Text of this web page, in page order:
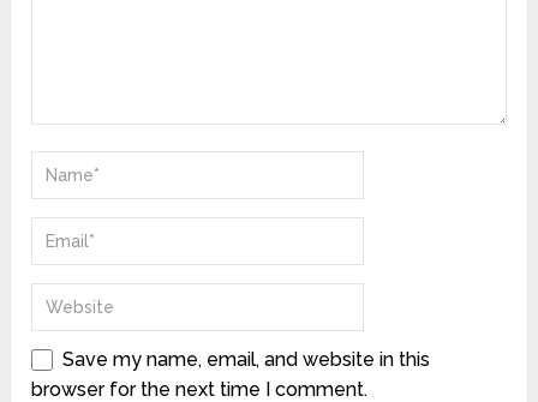
Save my name, email, and website in this
browser for the next time I comment.